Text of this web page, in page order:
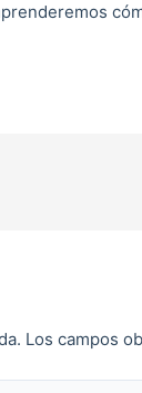
Los campos